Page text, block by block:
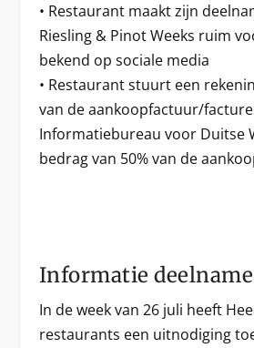
• Restaurant maakt zijn
Riesling & Pinot Weeks ruim
bekend op sociale media
• Restaurant stuurt een
van de aankoopfactuur/
Informatiebureau voor Duitse
bedrag van 50% van de
Informatie deelname
In de week van 26 juli heeft
restaurants een uitnodiging